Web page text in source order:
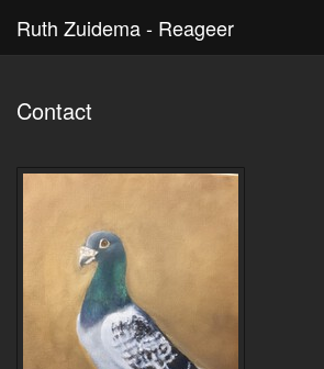
Ruth Zuidema - Reageer
Contact